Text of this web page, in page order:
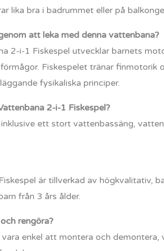
lika bra i badrummet eller på
att leka med denna vattenbana?
2-i-1 Fiskespel utvecklar barnets
Fiskespelet tränar finmotorik
fysikaliska principer.
2-i-1 Fiskespel?
ett stort vattenbassäng,
är tillverkad av högkvalitativ,
från 3 års ålder.
rengöra?
enkel att montera och